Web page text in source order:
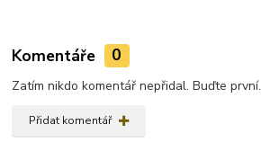
Komentáře 0
Zatím nikdo komentář nepřidal. Buďte první.
Přidat komentář